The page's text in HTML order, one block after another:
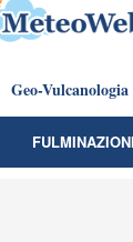
Geo-Vulcanologia